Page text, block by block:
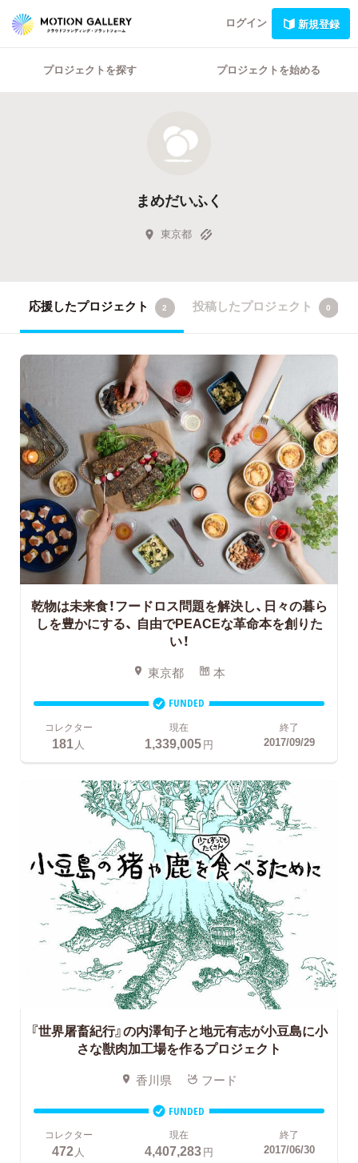
ログイン 新規登録
プロジェクトを探す プロジェクトを始める
まめだいふく
東京都
応援したプロジェクト 2 投稿したプロジェクト 0
乾物は未来食！フードロス問題を解決し、日々の暮ら
しを豊かにする、 自由でPEACEな革命本を創りた
い！
東京都 本
FUNDED
コレクター
181 人
現在
1,339,005円
終了
2017/09/29
『世界屠畜紀行』の内澤旬子と地元有志が小豆島に小
さな獣肉加工場を作るプロジェクト
香川県 フード
FUNDED
コレクター
472人
現在
4,407,283円
終了
2017/06/30